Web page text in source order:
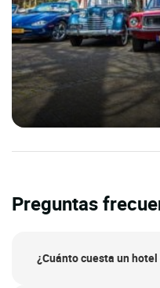
Preguntas
¿Cuánto cuesta un